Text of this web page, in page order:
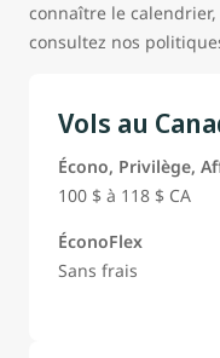
connaître le
consultez nos
Vols au
Écono, Privilège,
100 $ à 118 $ CA
ÉconoFlex
Sans frais